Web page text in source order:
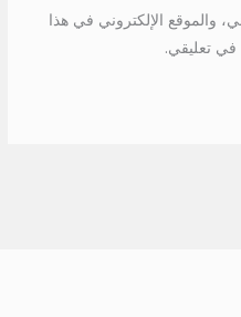
والموقع الإلكتروني في هذا
في تعليقي.